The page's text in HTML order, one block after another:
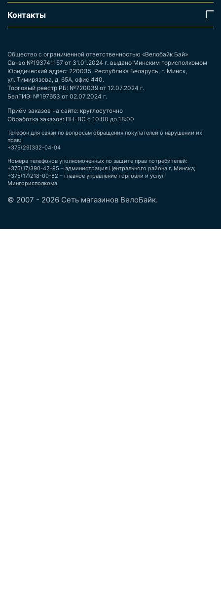
Контакты
Общество с ограниченной ответственностью «Велобайк Бай»
Св-во №193741157 от 31.01.2024 г. выдано Минским горисполкомом
Юридический адрес: 220035, Республика Беларусь, г. Минск,
ул. Тимирязева, д. 65А, офис 440.
Торговый реестр РБ: №720039 от 12.07.2024 г.
БелГИЭ: №197653 от 02.07.2024 г.
Приём заказов на сайте: круглосуточно
Обработка заказов: ПН-ВС с 10:00 до 18:00
Телефон для связи по вопросам обращения покупателей о нарушении их
прав:
+375(29)332-04-04
Номера телефонов уполномоченных по защите прав потребителей:
+375(17)390-42-95 – администрация Центрального района г. Минска;
+375(17)218-00-82 – главное управление торговли и услуг
Мингорисполкома.
© 2007 - 2026 Сеть магазинов ВелоБайк.